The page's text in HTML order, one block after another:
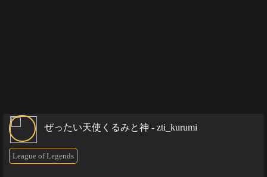
ぜったい天使くるみと神 - zti_kurumi
League of Legends